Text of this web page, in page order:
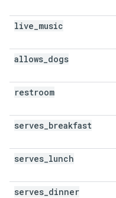
live_music
allows_dogs
restroom
serves_breakfast
serves_lunch
serves_dinner